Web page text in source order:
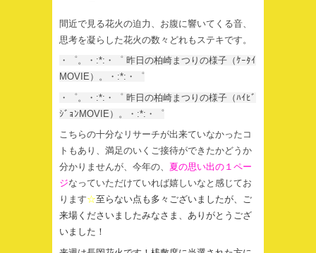
間近で見る花火の迫力、お腹に響いてくる音、
思考を凝らした花火の数々どれもステキです。
・゜。・:*:・゜ 昨日の柏崎まつりの様子（ｹｰﾀｲ
MOVIE）。・:*:・゜
・゜。・:*:・゜ 昨日の柏崎まつりの様子（ﾊｲﾋﾞ
ｼﾞｮﾝMOVIE）。・:*:・゜
こちらの十分なリサーチが出来ていなかったコ
トもあり、満足のいくご接待ができたかどうか
分かりませんが、今年の、 夏の思い出の１ペー
ジなっていただけていれば嬉しいなと感じてお
ります☆至らない点も多々ございましたが、ご
来場くださいましたみなさま、ありがとうござ
いました！